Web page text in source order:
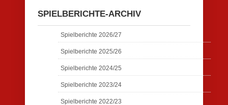
SPIELBERICHTE-ARCHIV
Spielberichte 2026/27
Spielberichte 2025/26
Spielberichte 2024/25
Spielberichte 2023/24
Spielberichte 2022/23